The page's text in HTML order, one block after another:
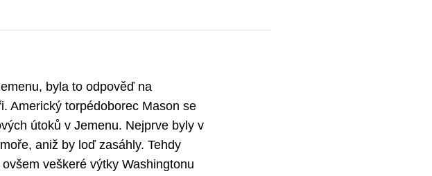
byla to odpověď na
Americký torpédoborec Mason se
útoků v Jemenu. Nejprve byly v
aniž by loď zasáhly. Tehdy
veškeré výtky Washingtonu